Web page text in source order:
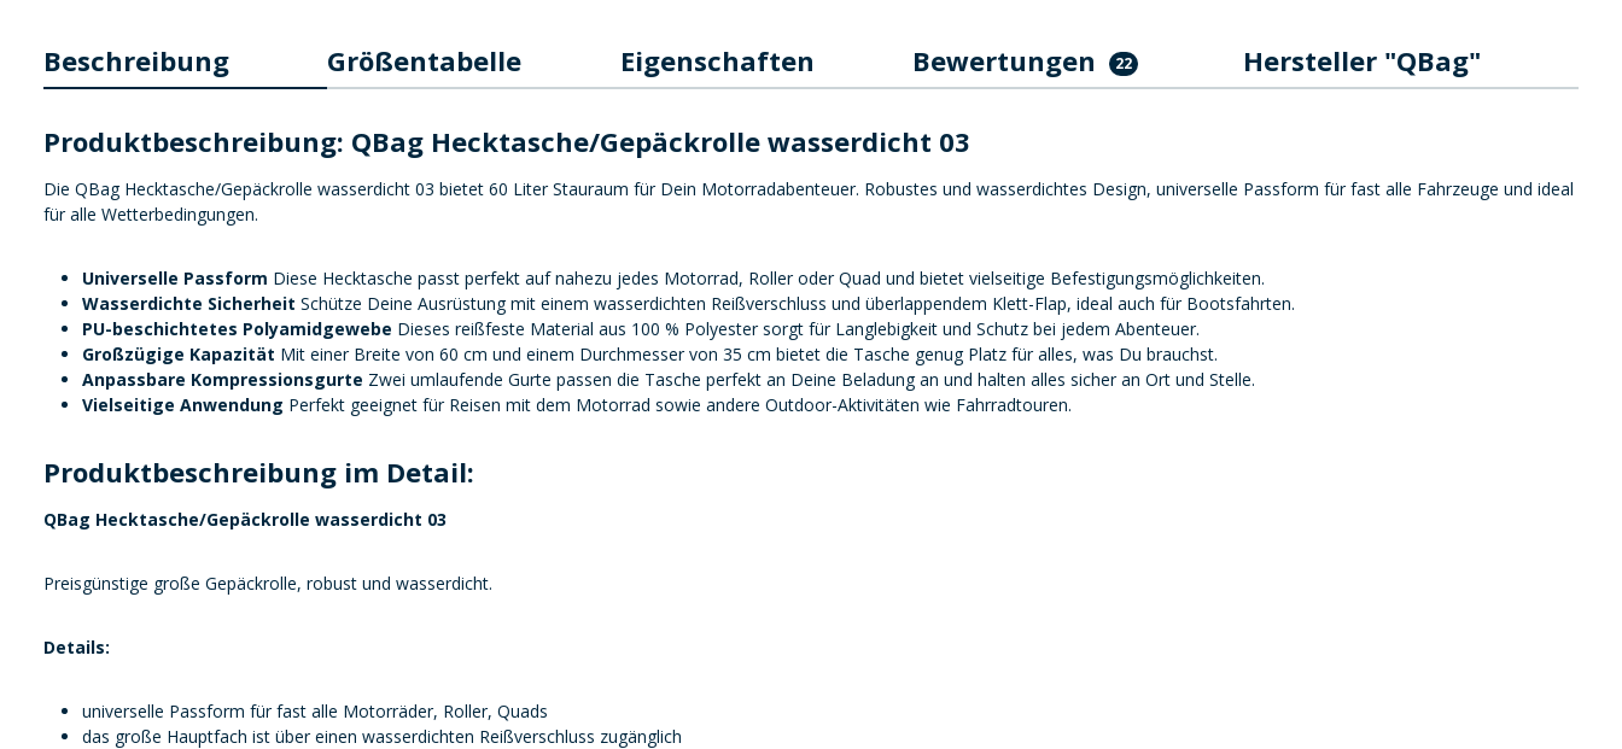
Beschreibung Größentabelle Eigenschaften Bewertungen 22 Hersteller "QBag"
Produktbeschreibung: QBag Hecktasche/Gepäckrolle wasserdicht 03
Die QBag Hecktasche/Gepäckrolle wasserdicht 03 bietet 60 Liter Stauraum für Dein Motorradabenteuer. Robustes und wasserdichtes Design, universelle Passform für fast alle Fahrzeuge und ideal
für alle Wetterbedingungen.
Universelle Passform Diese Hecktasche passt perfekt auf nahezu jedes Motorrad, Roller oder Quad und bietet vielseitige Befestigungsmöglichkeiten.
Wasserdichte Sicherheit Schütze Deine Ausrüstung mit einem wasserdichten Reißverschluss und überlappendem Klett-Flap, ideal auch für Bootsfahrten.
PU-beschichtetes Polyamidgewebe Dieses reißfeste Material aus 100 % Polyester sorgt für Langlebigkeit und Schutz bei jedem Abenteuer.
Großzügige Kapazität Mit einer Breite von 60 cm und einem Durchmesser von 35 cm bietet die Tasche genug Platz für alles, was Du brauchst.
Anpassbare Kompressionsgurte Zwei umlaufende Gurte passen die Tasche perfekt an Deine Beladung an und halten alles sicher an Ort und Stelle.
Vielseitige Anwendung Perfekt geeignet für Reisen mit dem Motorrad sowie andere Outdoor-Aktivitäten wie Fahrradtouren.
Produktbeschreibung im Detail:
QBag Hecktasche/Gepäckrolle wasserdicht 03
Preisgünstige große Gepäckrolle, robust und wasserdicht.
Details:
universelle Passform für fast alle Motorräder, Roller, Quads
das große Hauptfach ist über einen wasserdichten Reißverschluss zugänglich